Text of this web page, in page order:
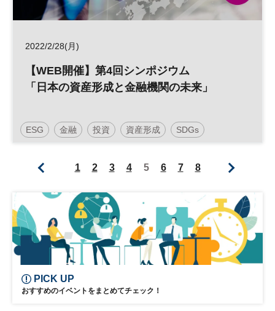
2022/2/28(月)
【WEB開催】第4回シンポジウム
「日本の資産形成と金融機関の未来」
ESG 金融 投資 資産形成 SDGs
1 2 3 4 5 6 7 8
PICK UP
おすすめのイベントをまとめてチェック！